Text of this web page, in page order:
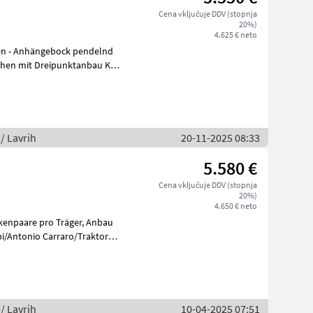
Cena vključuje DDV (stopnja
20%)
4.625 € neto
- Anhängebock pendelnd
mit Dreipunktanbau Kat.
Lavrih 20-11-2025 08:33
5.580 €
Cena vključuje DDV (stopnja
20%)
4.650 € neto
pro Träger, Anbau
Lavrih 10-04-2025 07:51